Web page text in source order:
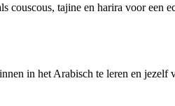
tajine en harira voor
in het Arabisch te leren en